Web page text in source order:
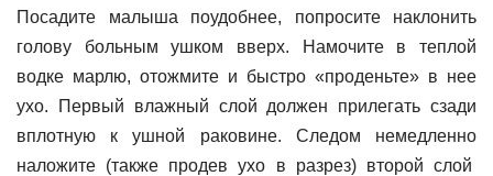
Посадите малыша поудобнее, попросите наклонить
голову больным ушком вверх. Намочите в теплой
водке марлю, отожмите и быстро «проденьте» в нее
ухо. Первый влажный слой должен прилегать сзади
вплотную к ушной раковине. Следом немедленно
наложите (также продев ухо в разрез) второй слой